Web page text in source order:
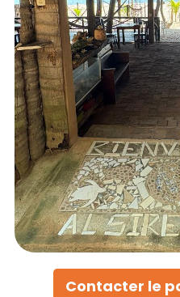
Contacter le